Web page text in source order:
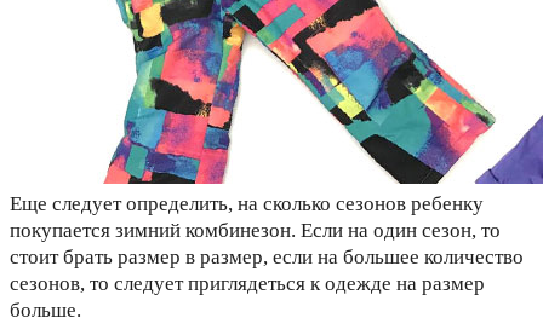
Еще следует определить, на сколько сезонов ребенку
покупается зимний комбинезон. Если на один сезон, то
стоит брать размер в размер, если на большее количество
сезонов, то следует приглядеться к одежде на размер
больше.